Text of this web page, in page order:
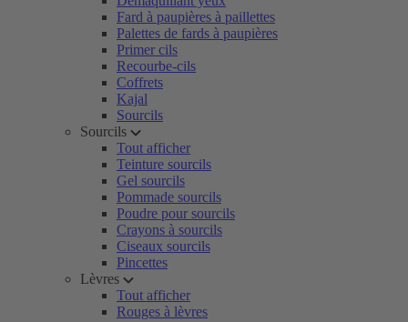
Fard à paupières à paillettes
Palettes de fards à paupières
Primer cils
Recourbe-cils
Coffrets
Kajal
Sourcils
Sourcils
Tout afficher
Teinture sourcils
Gel sourcils
Pommade sourcils
Poudre pour sourcils
Crayons à sourcils
Ciseaux sourcils
Pincettes
Lèvres
Tout afficher
Rouges à lèvres